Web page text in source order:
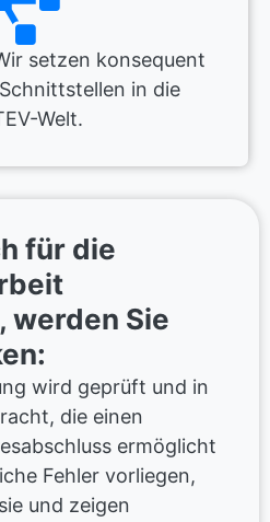
setzen konsequent
in die
Welt.
für die
werden Sie
wird geprüft und in
die einen
ermöglicht
Fehler vorliegen,
und zeigen